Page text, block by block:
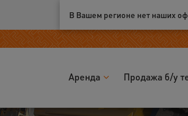
Ваш город:Калуга
В Вашем регионе нет наших
Аренда Продажа б/у